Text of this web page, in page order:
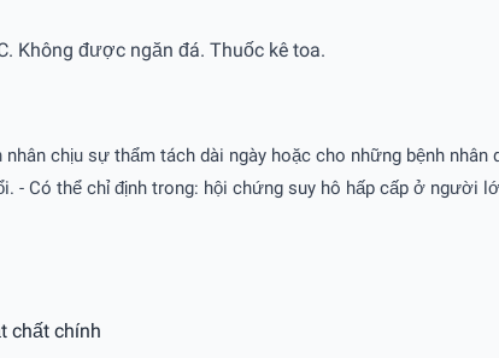
Không được ngăn đá. Thuốc kê toa.
chịu sự thẩm tách dài ngày hoặc cho những bệnh
- Có thể chỉ định trong: hội chứng suy hô hấp cấp ở người
chất chính